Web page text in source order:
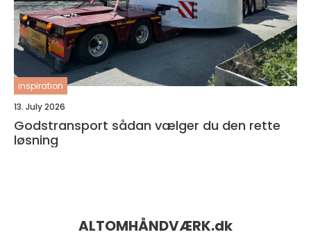
inspiration
13. July 2026
Godstransport sådan vælger du den rette
løsning
ALTOMHÅNDVÆRK.dk